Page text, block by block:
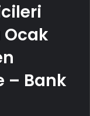
Ocak
– Bank